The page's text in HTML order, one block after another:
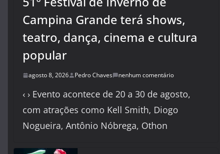
Campina Grande terá shows,
teatro, dança, cinema e cultura
popular
agosto 8, 2026 Pedro Chaves nenhum comentário
‹ › Evento acontece de 20 a 30 de agosto,
com atrações como Kell Smith, Diogo
Nogueira, Antônio Nóbrega, Othon